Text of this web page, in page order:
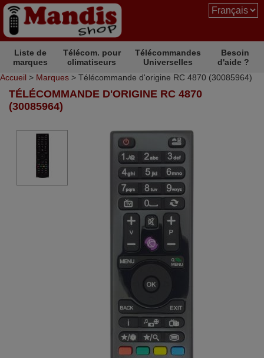
Liste de
marques
Télécom. pour
climatiseurs
Télécommandes
Universelles
Besoin
d'aide ?
Accueil > Marques > Télécommande d'origine RC 4870 (30085964)
TÉLÉCOMMANDE D'ORIGINE RC 4870
(30085964)